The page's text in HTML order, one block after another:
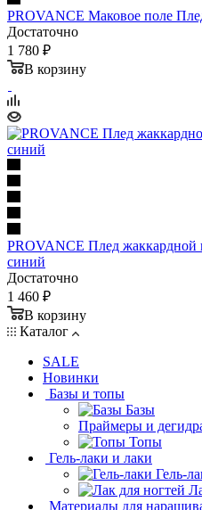
PROVANCE Маковое поле
Достаточно
1 780 ₽
В корзину
PROVANCE Плед жаккардной
синий
Достаточно
1 460 ₽
В корзину
Каталог
SALE
Новинки
Базы и топы
Базы
Праймеры и
Топы
Гель-лаки и лаки
Гель-
Материалы для